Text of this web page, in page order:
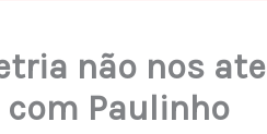
não nos
Paulinho